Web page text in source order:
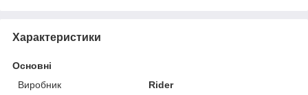
Характеристики
Основні
Виробник
Rider